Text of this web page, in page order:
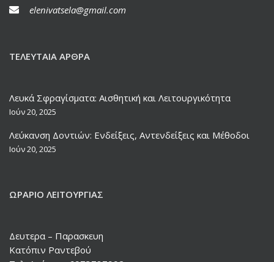
elenivatsela@gmail.com
ΤΕΛΕΥΤΑΊΑ ΆΡΘΡΑ
Λευκά Σφραγίσματα: Αισθητική και Λειτουργικότητα
Ιούν 20, 2025
Λεύκανση Δοντιών: Ενδείξεις, Αντενδείξεις και Μέθοδοι
Ιούν 20, 2025
ΩΡΆΡΙΟ ΛΕΙΤΟΥΡΓΊΑΣ
Δευτερα – Παρασκευη
Κατόπιν Ραντεβού